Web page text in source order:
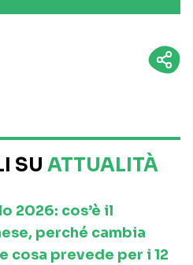
SU ATTUALITÀ
2026: cos’è il
perché cambia
cosa prevede per i 12